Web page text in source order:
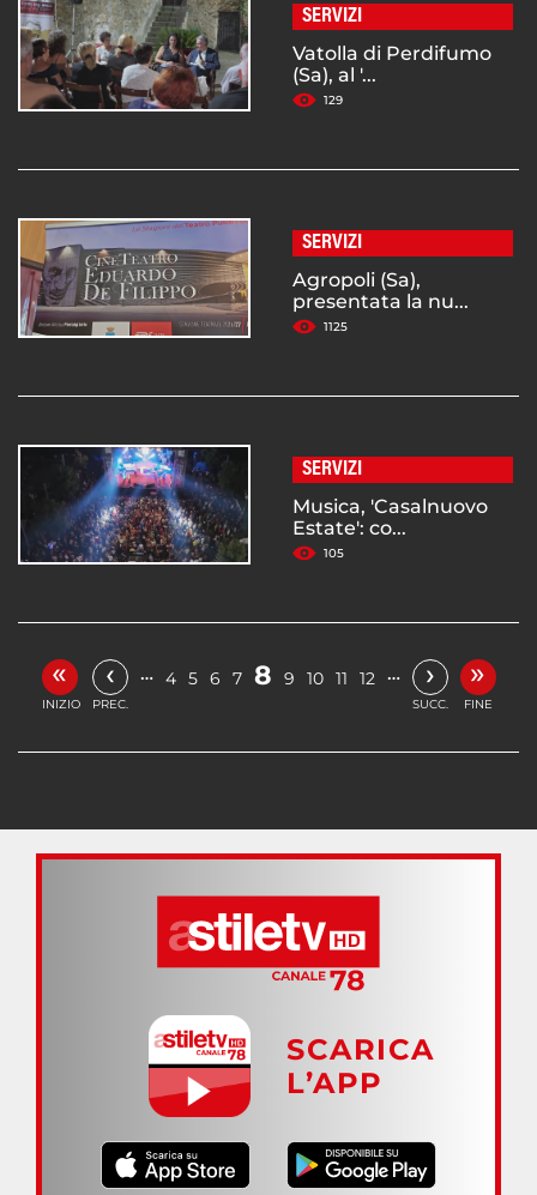
SERVIZI
Vatolla di Perdifumo
(Sa), al '...
129
SERVIZI
Agropoli (Sa),
presentata la nu...
1125
SERVIZI
Musica, 'Casalnuovo
Estate': co...
105
«
INIZIO
‹
PREC.
… 4 5 6 7 8 9 10 11 12 … ›
SUCC.
»
FINE
SCARICA
L’APP